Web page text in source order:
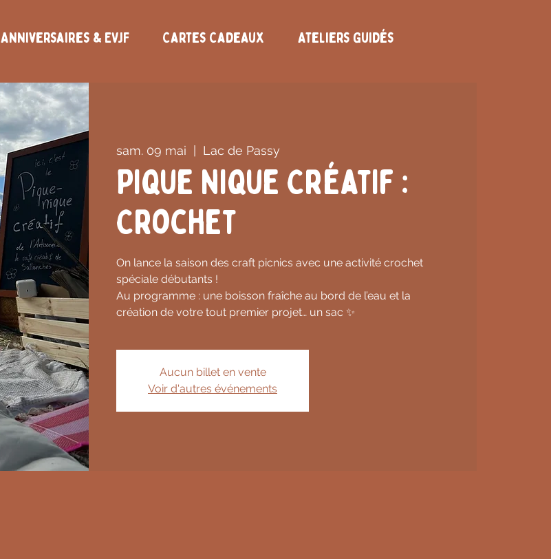
Anniversaires & EVJF Cartes Cadeaux Ateliers Guidés
sam. 09 mai
  |
Lac de Passy
Pique Nique Créatif :
Crochet
On lance la saison des craft picnics avec une activité crochet
spéciale débutants !
Au programme : une boisson fraîche au bord de l’eau et la
création de votre tout premier projet… un sac ✨
Aucun billet en vente
Voir d'autres événements